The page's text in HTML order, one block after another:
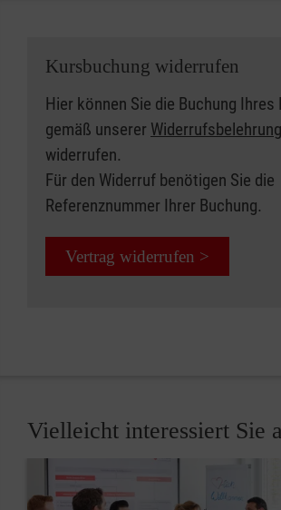
Kursbuchung widerrufen
Hier können Sie die Buchung Ihres
gemäß unserer Widerrufsbelehrung
widerrufen.
Für den Widerruf benötigen Sie die
Referenznummer Ihrer Buchung.
Vertrag widerrufen >
Vielleicht interessiert Sie